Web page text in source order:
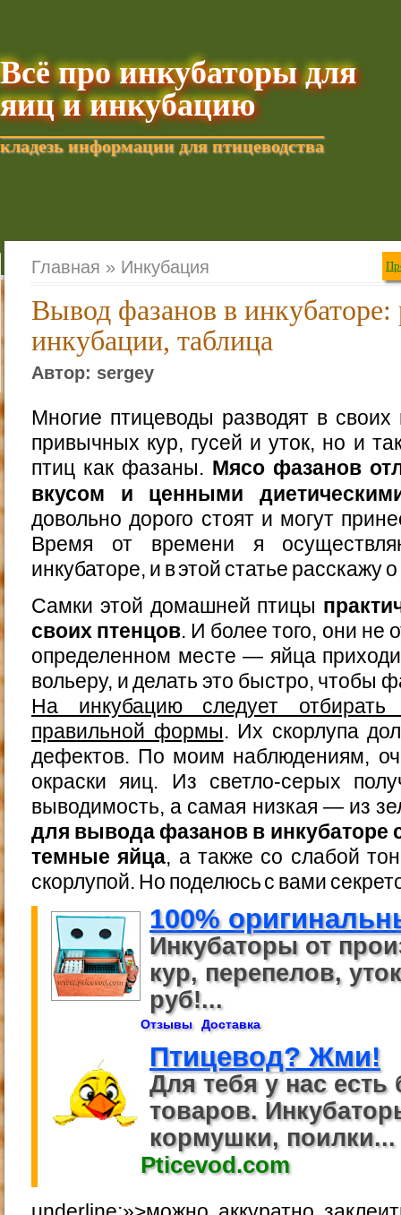
Всё про инкубаторы для
яиц и инкубацию
кладезь информации для птицеводства
Добавить текущую
Главная » Инкубация
Вывод фазанов в
инкубации, таблица
Автор: sergey
Многие птицеводы разводят в своих
привычных кур, гусей и уток, но и
птиц как фазаны. Мясо фазанов
вкусом и ценными
довольно дорого стоят и могут
Время от времени я
инкубаторе, и в этой статье расскажу
Самки этой домашней птицы
своих птенцов. И более того, они не
определенном месте — яйца
вольеру, и делать это быстро, чтобы
На инкубацию следует отбирать
правильной формы. Их скорлупа
дефектов. По моим наблюдениям,
окраски яиц. Из светло-серых
выводимость, а самая низкая — из
для вывода фазанов в
темные яйца, а также со слабой
скорлупой. Но поделюсь с вами
100%
Инкубаторы от
кур, перепелов,
руб!...
Отзывы Доставка
Птицевод? Жми!
Для тебя у нас есть
товаров.
кормушки, поилки...
Pticevod.com